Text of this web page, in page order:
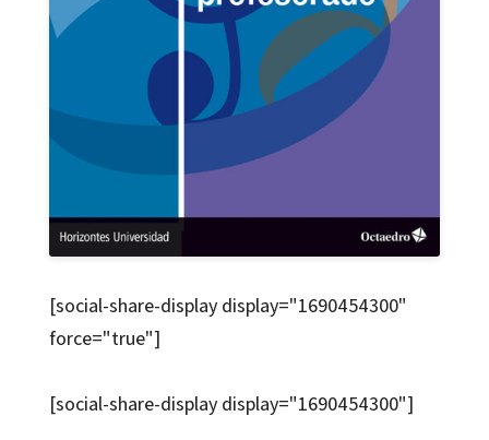
[social-share-display display="1690454300"
force="true"]
[social-share-display display="1690454300"]